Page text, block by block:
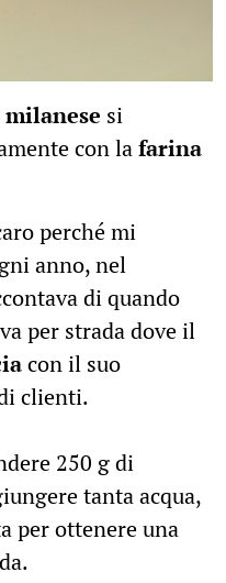
milanese si
con lafarina
perché mi
anno, nel
di quando
per strada dove il
con il suo
clienti.
250 g di
tanta acqua,
per ottenere una